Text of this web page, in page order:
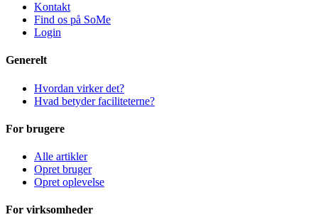
Kontakt
Find os på SoMe
Login
Generelt
Hvordan virker det?
Hvad betyder faciliteterne?
For brugere
Alle artikler
Opret bruger
Opret oplevelse
For virksomheder